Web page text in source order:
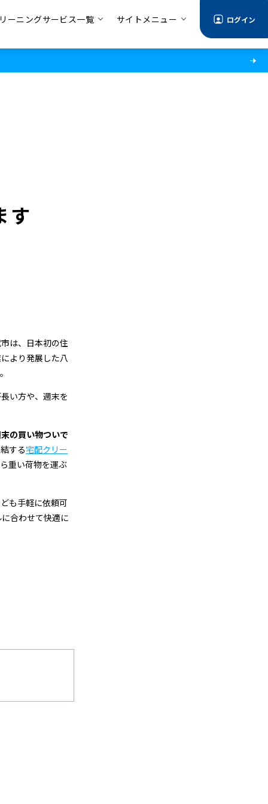
ーニングサービス一覧 サイトメニュー ログイン
す
は、日本初の住
より発展した八
い方や、週末を
の買い物ついで
する宅配クリー
重い荷物を運ぶ
も手軽に依頼可
合わせて快適に